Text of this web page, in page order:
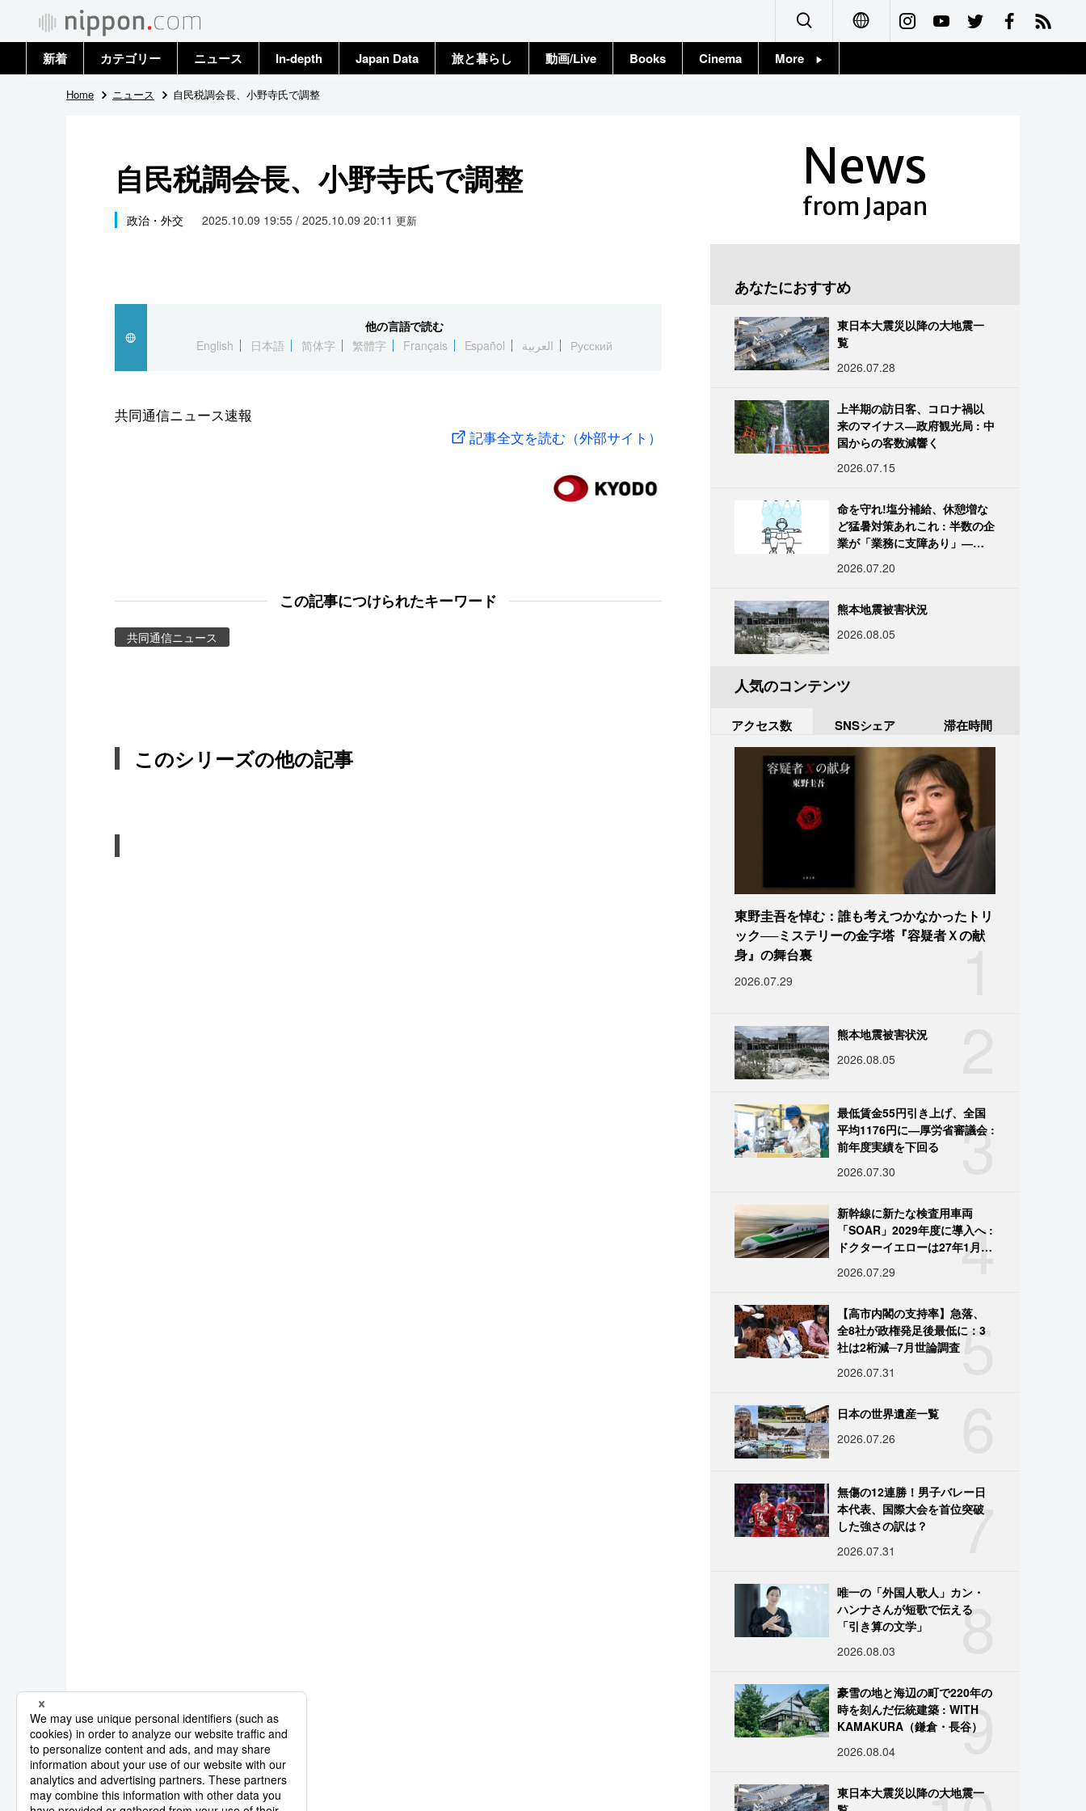
Français
新着 カテゴリー
政治・外交
国際
科学・技術
暮らし
ニュース
トップ
In-depth Japan Data 旅と暮らし 動画/Live Books Cinema More
Home ニュース 自民税調会長、小野寺氏で調整
自民税調会長、小野寺氏で調整
政治・外交 2025.10.09 19:55 / 2025.10.09 20:11 更新
他の言語で読む
English
日本語 简体字 繁體字 Français Español العربية Русский
共同通信ニュース速報
記事全文を読む（外部サイト）
この記事につけられたキーワード
共同通信ニュース
このシリーズの他の記事
News
from Japan
あなたにおすすめ
東日本大震災以降の大地震一
覧
2026.07.28
上半期の訪日客、コロナ禍以
来のマイナス―政府観光局 : 中
国からの客数減響く
2026.07.15
命を守れ!塩分補給、休憩増な
ど猛暑対策あれこれ : 半数の企
業が「業務に支障あり」―帝
2026.07.20
熊本地震被害状況
2026.08.05
人気のコンテンツ
アクセス数 SNSシェア 滞在時間
1
東野圭吾を悼む：誰も考えつかなかったトリ
ック──ミステリーの金字塔『容疑者Ｘの献
身』の舞台裏
2026.07.29
熊本地震被害状況
2026.08.05
3
最低賃金55円引き上げ、全国
平均1176円に―厚労省審議会 :
前年度実績を下回る
2026.07.30
4
新幹線に新たな検査用車両
「SOAR」2029年度に導入へ :
ドクターイエローは27年1月に
2026.07.29
5
【高市内閣の支持率】急落、
全8社が政権発足後最低に：3
社は2桁減─7月世論調査
2026.07.31
日本の世界遺産一覧
2026.07.26
7
無傷の12連勝！男子バレー日
本代表、国際大会を首位突破
した強さの訳は？
2026.07.31
8
唯一の「外国人歌人」カン・
ハンナさんが短歌で伝える
「引き算の文学」
2026.08.03
9
豪雪の地と海辺の町で220年の
時を刻んだ伝統建築 : WITH
KAMAKURA（鎌倉・長谷）
2026.08.04
東日本大震災以降の大地震一